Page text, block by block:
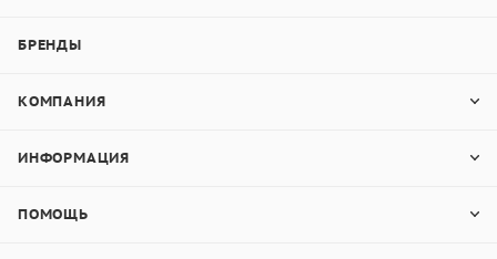
БРЕНДЫ
КОМПАНИЯ
ИНФОРМАЦИЯ
ПОМОЩЬ